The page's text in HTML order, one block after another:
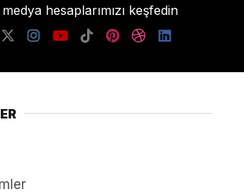
hesaplarımızı keşfedin